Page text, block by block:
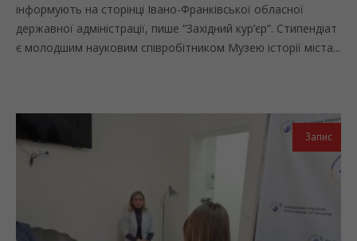
інформують на сторінці Івано-Франківської обласної
державної адміністрації, пише “Західний кур’єр”. Стипендіат
є молодшим науковим співробітником Музею історії міста...
Запис